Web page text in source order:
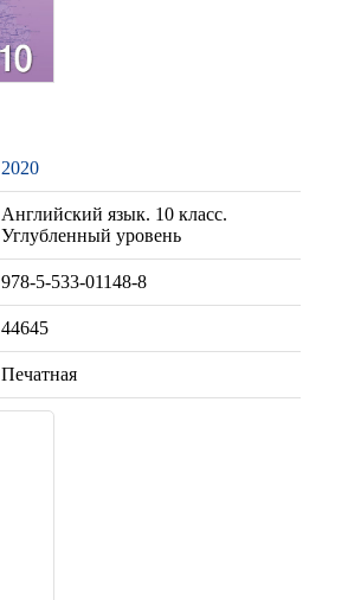
2020
Английский язык. 10 класс.
Углубленный уровень
978-5-533-01148-8
44645
Печатная